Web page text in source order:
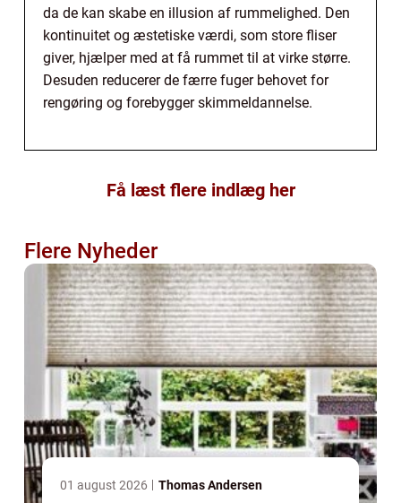
da de kan skabe en illusion af rummelighed. Den
kontinuitet og æstetiske værdi, som store fliser
giver, hjælper med at få rummet til at virke større.
Desuden reducerer de færre fuger behovet for
rengøring og forebygger skimmeldannelse.
Få læst flere indlæg her
Flere Nyheder
01 august 2026 Thomas Andersen